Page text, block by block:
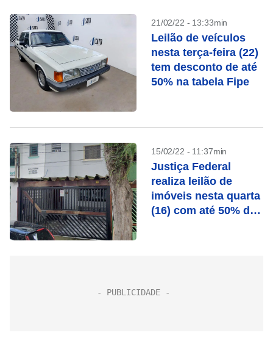
21/02/22 - 13:33min
Leilão de veículos
nesta terça-feira (22)
tem desconto de até
50% na tabela Fipe
15/02/22 - 11:37min
Justiça Federal
realiza leilão de
imóveis nesta quarta
(16) com até 50% de